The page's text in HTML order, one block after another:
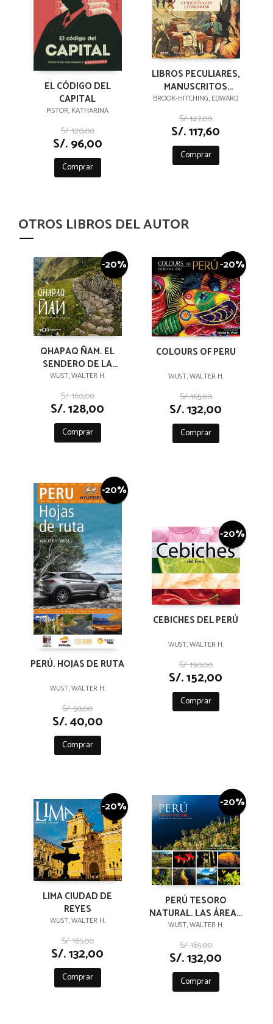
EL CÓDIGO DEL
CAPITAL
PISTOR, KATHARINA
S/. 120,00
S/. 96,00
Comprar
LIBROS PECULIARES,
MANUSCRITOS
EXTRAVAGANTES Y
OTRAS
CURIOSIDADES
LITERARIAS
BROOK-HITCHING, EDWARD
S/. 147,00
S/. 117,60
Comprar
OTROS LIBROS DEL AUTOR
-20%
QHAPAQ ÑAM. EL
SENDERO DE LA
HISTORIA
WUST, WALTER H.
S/. 160,00
S/. 128,00
Comprar
-20%
COLOURS OF PERU
WUST, WALTER H.
S/. 165,00
S/. 132,00
Comprar
-20%
PERÚ. HOJAS DE RUTA
WUST, WALTER H.
S/. 50,00
S/. 40,00
Comprar
-20%
CEBICHES DEL PERÚ
WUST, WALTER H.
S/. 190,00
S/. 152,00
Comprar
-20%
LIMA CIUDAD DE
REYES
WUST, WALTER H.
S/. 165,00
S/. 132,00
Comprar
-20%
PERÚ TESORO
NATURAL. LAS ÁREAS
NATURALES
PROTEGIDAS POR EL
ESTADO
WUST, WALTER H.
S/. 165,00
S/. 132,00
Comprar